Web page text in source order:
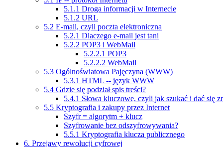
5.1 .1 Droga informacji w Internecie
5.1 .2 URL
5.2 E-mail, czyli poczta elektroniczna
5.2.1 Dlaczego e-mail jest tani
5.2.2 POP3 i WebMail
5.2.2.1 POP3
5.2.2.2 WebMail
5.3 Ogólnoświatowa Pajęczyna (WWW)
5.3.1 HTML -- język WWW
5.4 Gdzie się podział spis treści?
5.4.1 Słowa kluczowe, czyli jak szukać i dać się
5.5 Kryptografia i zakupy przez Internet
Szyfr = algorytm + klucz
Szyfrowanie bez odszyfrowywania?
5.5.1 Kryptografia klucza publicznego
6. Przejawy rewolucji cyfrowej